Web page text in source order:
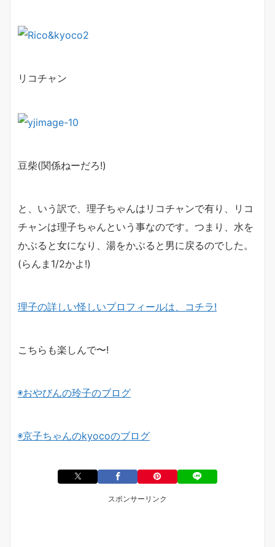
リコチャン
豆柴(関係ねーだろ!)
と、いう訳で、理子ちゃんはリコチャンで有り、リコ
チャンは理子ちゃんという事なのです。つまり、水を
かぶると女になり、湯をかぶると男に戻るのでした。
(らんま1/2かよ!)
理子の詳しい怪しいプロフィールは、コチラ!
こちらも楽しんで〜!
◉おやびんの玲子のブログ
◉京子ちゃんのkyocoのブログ
スポンサーリンク